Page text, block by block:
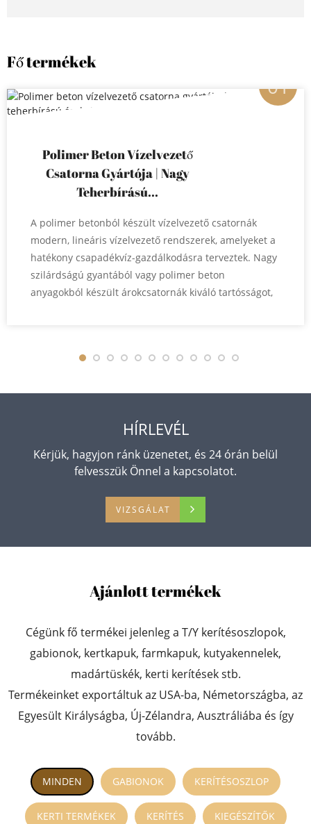
Fő termékek
Polimer Beton Vízelvezető
Csatorna Gyártója | Nagy
Teherbírású...
A polimer betonból készült vízelvezető csatornák
modern, lineáris vízelvezető rendszerek, amelyeket a
hatékony csapadékvíz-gazdálkodásra terveztek. Nagy
szilárdságú gyantából vagy polimer beton
anyagokból készült árokcsatornák kiváló tartósságot,
betonból készült árokcsatornák alacsonyabb
teherbírást kínálnak. Széles körben használják őket a
01
HÍRLEVÉL
Kérjük, hagyjon ránk üzenetet, és 24 órán belül
felvesszük Önnel a kapcsolatot.
VIZSGÁLAT
Ajánlott termékek
Cégünk fő termékei jelenleg a T/Y kerítésoszlopok,
gabionok, kertkapuk, farmkapuk, kutyakennelek,
madártüskék, kerti kerítések stb.
Termékeinket exportáltuk az USA-ba, Németországba, az
Egyesült Királyságba, Új-Zélandra, Ausztráliába és így
tovább.
MINDEN GABIONOK KERÍTÉSOSZLOP
KERTI TERMÉKEK KERÍTÉS KIEGÉSZÍTŐK